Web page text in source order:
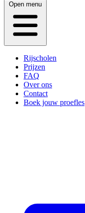
Open menu
Rijscholen
Prijzen
FAQ
Over ons
Contact
Boek jouw proefles